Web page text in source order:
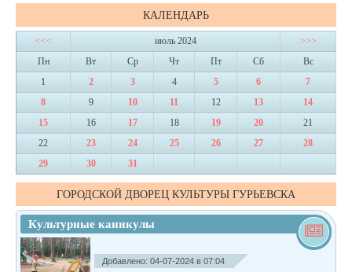
КАЛЕНДАРЬ
<<< июль 2024
>>>
Пн
Вт Ср Чт Пт Сб
Вс
1
2 3 4 5 6
7
8
9 10 11 12 13
14
15
16 17 18 19 20
21
22
23 24 25 26 27
28
29
30 31
ГОРОДСКОЙ ДВОРЕЦ КУЛЬТУРЫ ГУРЬЕВСКА
Культурные каникулы
Добавлено: 04-07-2024 в 07:04